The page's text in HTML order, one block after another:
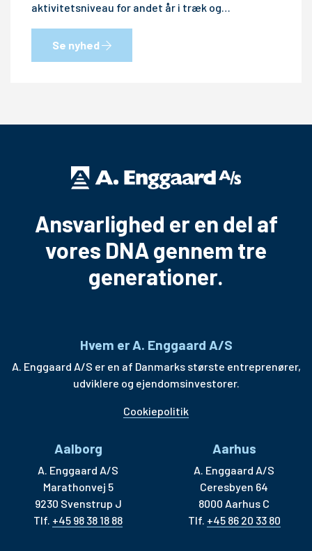
aktivitetsniveau for andet år i træk og…
Se nyhed
Ansvarlighed er en del af
vores DNA gennem tre
generationer.
Hvem er A. Enggaard A/S
A. Enggaard A/S er en af Danmarks største entreprenører,
udviklere og ejendomsinvestorer.
Cookiepolitik
Aalborg
A. Enggaard A/S
Marathonvej 5
9230 Svenstrup J
Tlf. +45 98 38 18 88
Aarhus
A. Enggaard A/S
Ceresbyen 64
8000 Aarhus C
Tlf. +45 86 20 33 80